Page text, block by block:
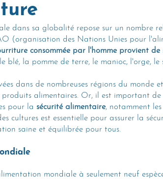
dans sa globalité repose sur un nombre
(organisation des Nations Unies pour
consommée par l'homme provient de
blé, la pomme de terre, le manioc, l'orge,
dans de nombreuses régions du monde
alimentaires. Or, il est important de
pour la sécurité alimentaire, notamment
cultures est essentielle pour assurer la
saine et équilibrée pour tous.
mondiale à seulement neuf